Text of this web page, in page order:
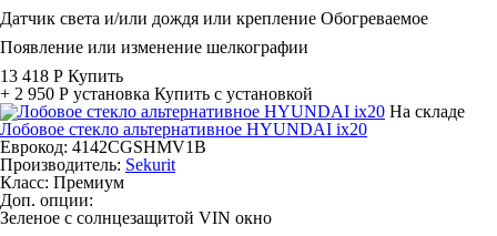
Датчик света и/или дождя или крепление Обогреваемое
Появление или изменение шелкографии
13 418 Р Купить
+ 2 950 Р установка Купить с установкой
На складе
Лобовое стекло альтернативное HYUNDAI ix20
Еврокод: 4142CGSHMV1B
Производитель: Sekurit
Класс: Премиум
Доп. опции:
Зеленое с солнцезащитой VIN окно